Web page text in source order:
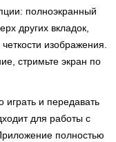
полноэкранный
других вкладок,
изображения.
стримьте экран по
и передавать
для работы с
полностью